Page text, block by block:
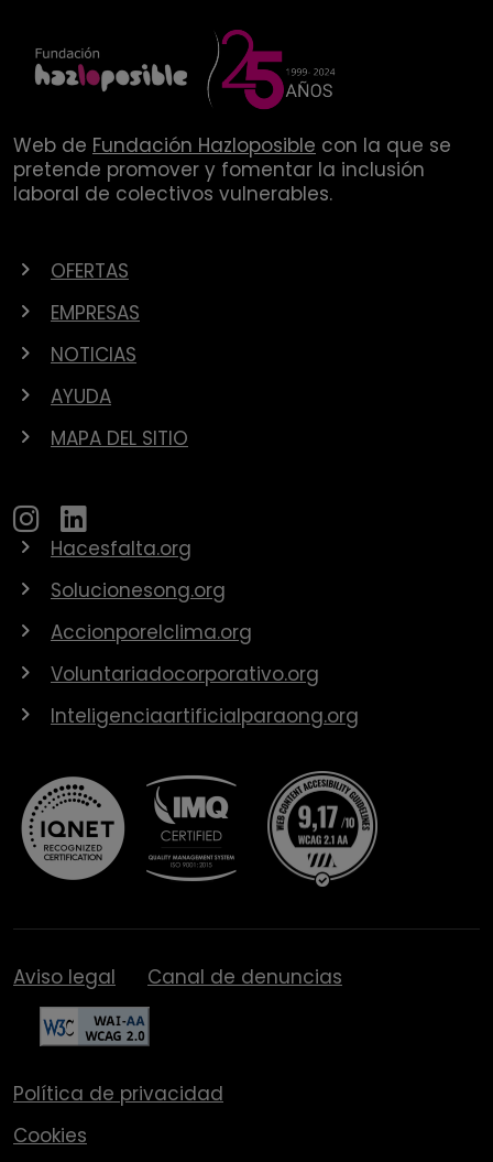
Web de Fundación Hazloposible con la que se
pretende promover y fomentar la inclusión
laboral de colectivos vulnerables.
OFERTAS
EMPRESAS
NOTICIAS
AYUDA
MAPA DEL SITIO
Hacesfalta.org
Solucionesong.org
Accionporelclima.org
Voluntariadocorporativo.org
Inteligenciaartificialparaong.org
Aviso legal Canal de denuncias
Política de privacidad
Cookies